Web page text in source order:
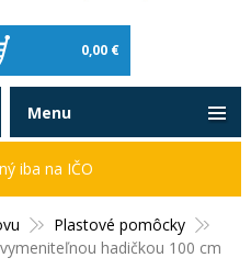
0,00 €
Plastové pomôcky
hadičkou 100 cm
iba na IČO
Menu